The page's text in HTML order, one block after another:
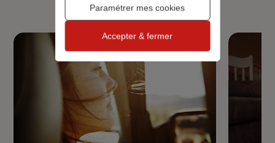
Paramétrer mes cookies
Accepter & fermer